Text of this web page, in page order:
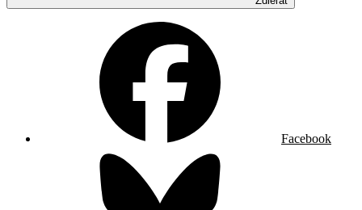
Facebook